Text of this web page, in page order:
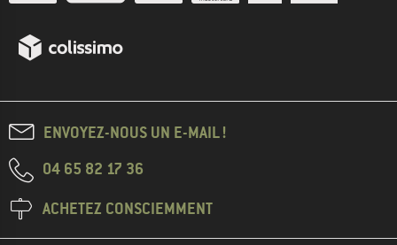
ENVOYEZ-NOUS UN E-MAIL !
04 65 82 17 36
ACHETEZ CONSCIEMMENT